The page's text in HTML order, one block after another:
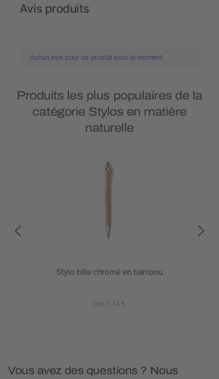
Avis produits
Aucun avis pour ce produit pour le moment.
Produits les plus populaires de la
catégorie Stylos en matière
naturelle
Stylo bille chromé en bambou
dès 0,14 €
Vous avez des questions ? Nous